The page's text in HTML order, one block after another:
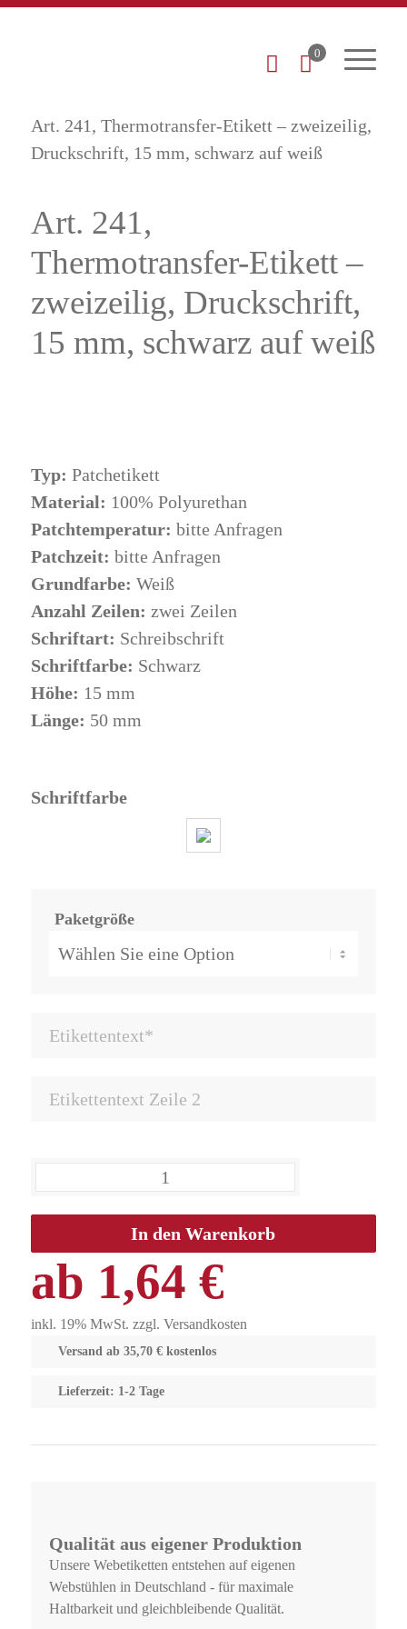
0
Art. 241, Thermotransfer-Etikett – zweizeilig,
Druckschrift, 15 mm, schwarz auf weiß
Art. 241,
Thermotransfer-Etikett –
zweizeilig, Druckschrift,
15 mm, schwarz auf weiß
Typ: Patchetikett
Material: 100% Polyurethan
Patchtemperatur: bitte Anfragen
Patchzeit: bitte Anfragen
Grundfarbe: Weiß
Anzahl Zeilen: zwei Zeilen
Schriftart: Schreibschrift
Schriftfarbe: Schwarz
Höhe: 15 mm
Länge: 50 mm
Schriftfarbe
Paketgröße
ab 1,64 €
inkl. 19% MwSt. zzgl. Versandkosten
Versand ab 35,70 € kostenlos
Lieferzeit: 1-2 Tage
In den Warenkorb
Qualität aus eigener Produktion
Unsere Webetiketten entstehen auf eigenen
Webstühlen in Deutschland - für maximale
Haltbarkeit und gleichbleibende Qualität.